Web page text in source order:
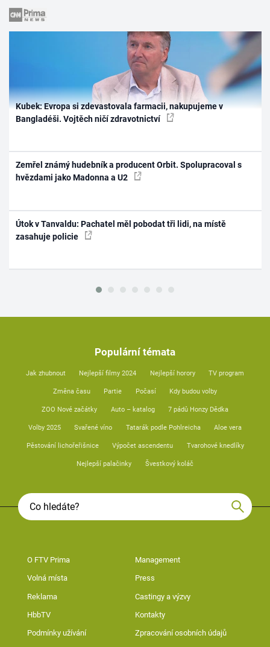
Kubek: Evropa si zdevastovala farmacii, nakupujeme v
Bangladéši. Vojtěch ničí zdravotnictví
Zemřel známý hudebník a producent Orbit. Spolupracoval s
hvězdami jako Madonna a U2
Útok v Tanvaldu: Pachatel měl pobodat tři lidi, na místě
zasahuje policie
Populární témata
Jak zhubnout Nejlepší filmy 2024 Nejlepší horory TV program
Změna času Partie Počasí Kdy budou volby
ZOO Nové začátky Auto – katalog 7 pádů Honzy Dědka
Volby 2025 Svařené víno Tatarák podle Pohlreicha Aloe vera
Pěstování lichořeřišnice Výpočet ascendentu Tvarohové knedlíky
Nejlepší palačinky Švestkový koláč
O FTV Prima Management
Volná místa Press
Reklama Castingy a výzvy
HbbTV Kontakty
Podmínky užívání Zpracování osobních údajů